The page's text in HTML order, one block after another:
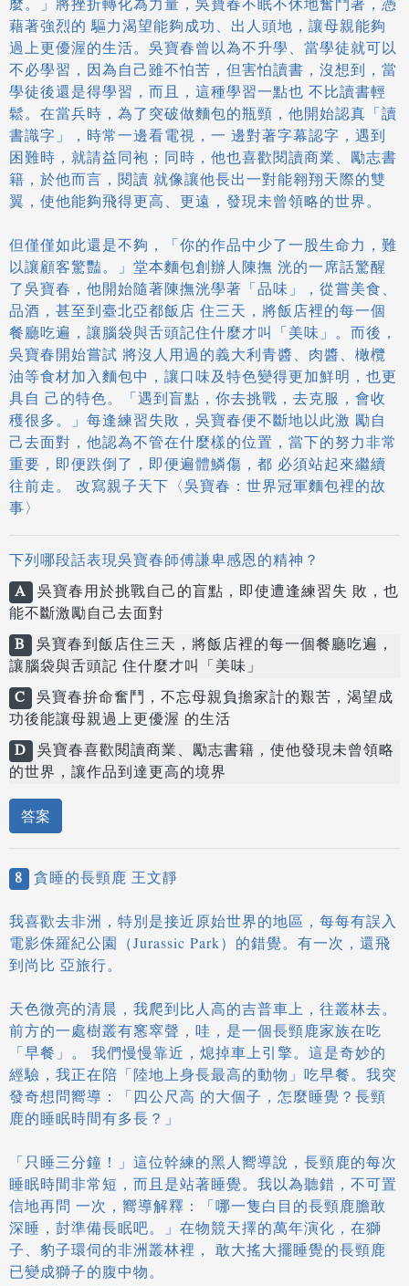
麼。」將挫折轉化為力量，吳寶春不眠不休地奮鬥著，憑
藉著強烈的 驅力渴望能夠成功、出人頭地，讓母親能夠
過上更優渥的生活。吳寶春曾以為不升學、當學徒就可以
不必學習，因為自己雖不怕苦，但害怕讀書，沒想到，當
學徒後還是得學習，而且，這種學習一點也 不比讀書輕
鬆。在當兵時，為了突破做麵包的瓶頸，他開始認真「讀
書識字」，時常一邊看電視，一 邊對著字幕認字，遇到
困難時，就請益同袍；同時，他也喜歡閱讀商業、勵志書
籍，於他而言，閱讀 就像讓他長出一對能翱翔天際的雙
翼，使他能夠飛得更高、更遠，發現未曾領略的世界。
但僅僅如此還是不夠，「你的作品中少了一股生命力，難
以讓顧客驚豔。」堂本麵包創辦人陳撫 洸的一席話驚醒
了吳寶春，他開始隨著陳撫洸學著「品味」，從嘗美食、
品酒，甚至到臺北亞都飯店 住三天，將飯店裡的每一個
餐廳吃遍，讓腦袋與舌頭記住什麼才叫「美味」。而後，
吳寶春開始嘗試 將沒人用過的義大利青醬、肉醬、橄欖
油等食材加入麵包中，讓口味及特色變得更加鮮明，也更
具自 己的特色。「遇到盲點，你去挑戰，去克服，會收
穫很多。」每逢練習失敗，吳寶春便不斷地以此激 勵自
己去面對，他認為不管在什麼樣的位置，當下的努力非常
重要，即便跌倒了，即便遍體鱗傷，都 必須站起來繼續
往前走。 改寫親子天下〈吳寶春：世界冠軍麵包裡的故
事〉
下列哪段話表現吳寶春師傅謙卑感恩的精神？
A 吳寶春用於挑戰自己的盲點，即使遭逢練習失 敗，也
能不斷激勵自己去面對
B 吳寶春到飯店住三天，將飯店裡的每一個餐廳吃遍，
讓腦袋與舌頭記 住什麼才叫「美味」
C 吳寶春拚命奮鬥，不忘母親負擔家計的艱苦，渴望成
功後能讓母親過上更優渥 的生活
D 吳寶春喜歡閱讀商業、勵志書籍，使他發現未曾領略
的世界，讓作品到達更高的境界
答案
8 貪睡的長頸鹿 王文靜
我喜歡去非洲，特別是接近原始世界的地區，每每有誤入
電影侏羅紀公園（Jurassic Park）的錯覺。有一次，還飛
到尚比 亞旅行。
天色微亮的清晨，我爬到比人高的吉普車上，往叢林去。
前方的一處樹叢有窸窣聲，哇，是一個長頸鹿家族在吃
「早餐」。 我們慢慢靠近，熄掉車上引擎。這是奇妙的
經驗，我正在陪「陸地上身長最高的動物」吃早餐。我突
發奇想問嚮導：「四公尺高 的大個子，怎麼睡覺？長頸
鹿的睡眠時間有多長？」
「只睡三分鐘！」這位幹練的黑人嚮導說，長頸鹿的每次
睡眠時間非常短，而且是站著睡覺。我以為聽錯，不可置
信地再問 一次，嚮導解釋：「哪一隻白目的長頸鹿膽敢
深睡，尌準備長眠吧。」在物競天擇的萬年演化，在獅
子、豹子環伺的非洲叢林裡， 敢大搖大擺睡覺的長頸鹿
已變成獅子的腹中物。